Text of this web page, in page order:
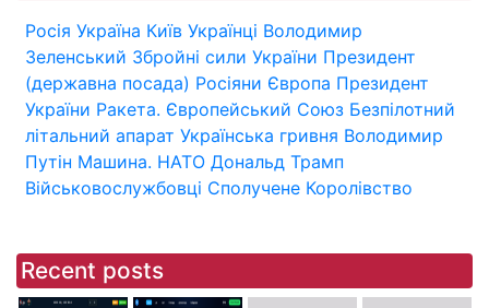
Росія Україна Київ Українці Володимир
Зеленський Збройні сили України Президент
(державна посада) Росіяни Європа Президент
України Ракета. Європейський Союз Безпілотний
літальний апарат Українська гривня Володимир
Путін Машина. НАТО Дональд Трамп
Військовослужбовці Сполучене Королівство
Recent posts